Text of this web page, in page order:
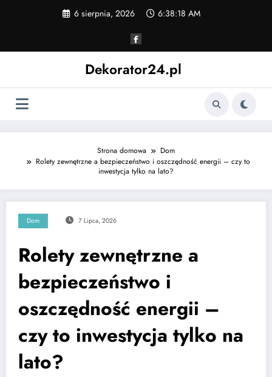
6 sierpnia, 2026 6:38:19 AM
Dekorator24.pl
Strona domowa
Dom
Rolety zewnętrzne a bezpieczeństwo i oszczędność energii – czy to
inwestycja tylko na lato?
Dom 7 Lipca, 2026
Rolety zewnętrzne a
bezpieczeństwo i
oszczędność energii –
czy to inwestycja tylko na
lato?